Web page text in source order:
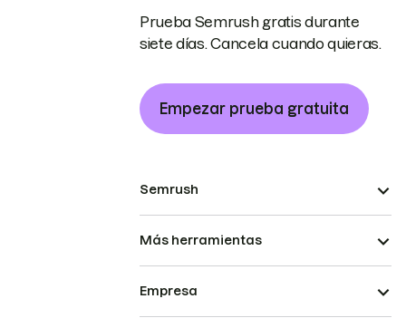
Prueba Semrush gratis durante
siete días. Cancela cuando quieras.
Empezar prueba gratuita
Semrush
Más herramientas
Empresa